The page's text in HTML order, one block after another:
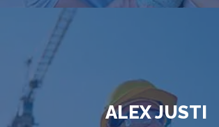
ALEX JUSTI